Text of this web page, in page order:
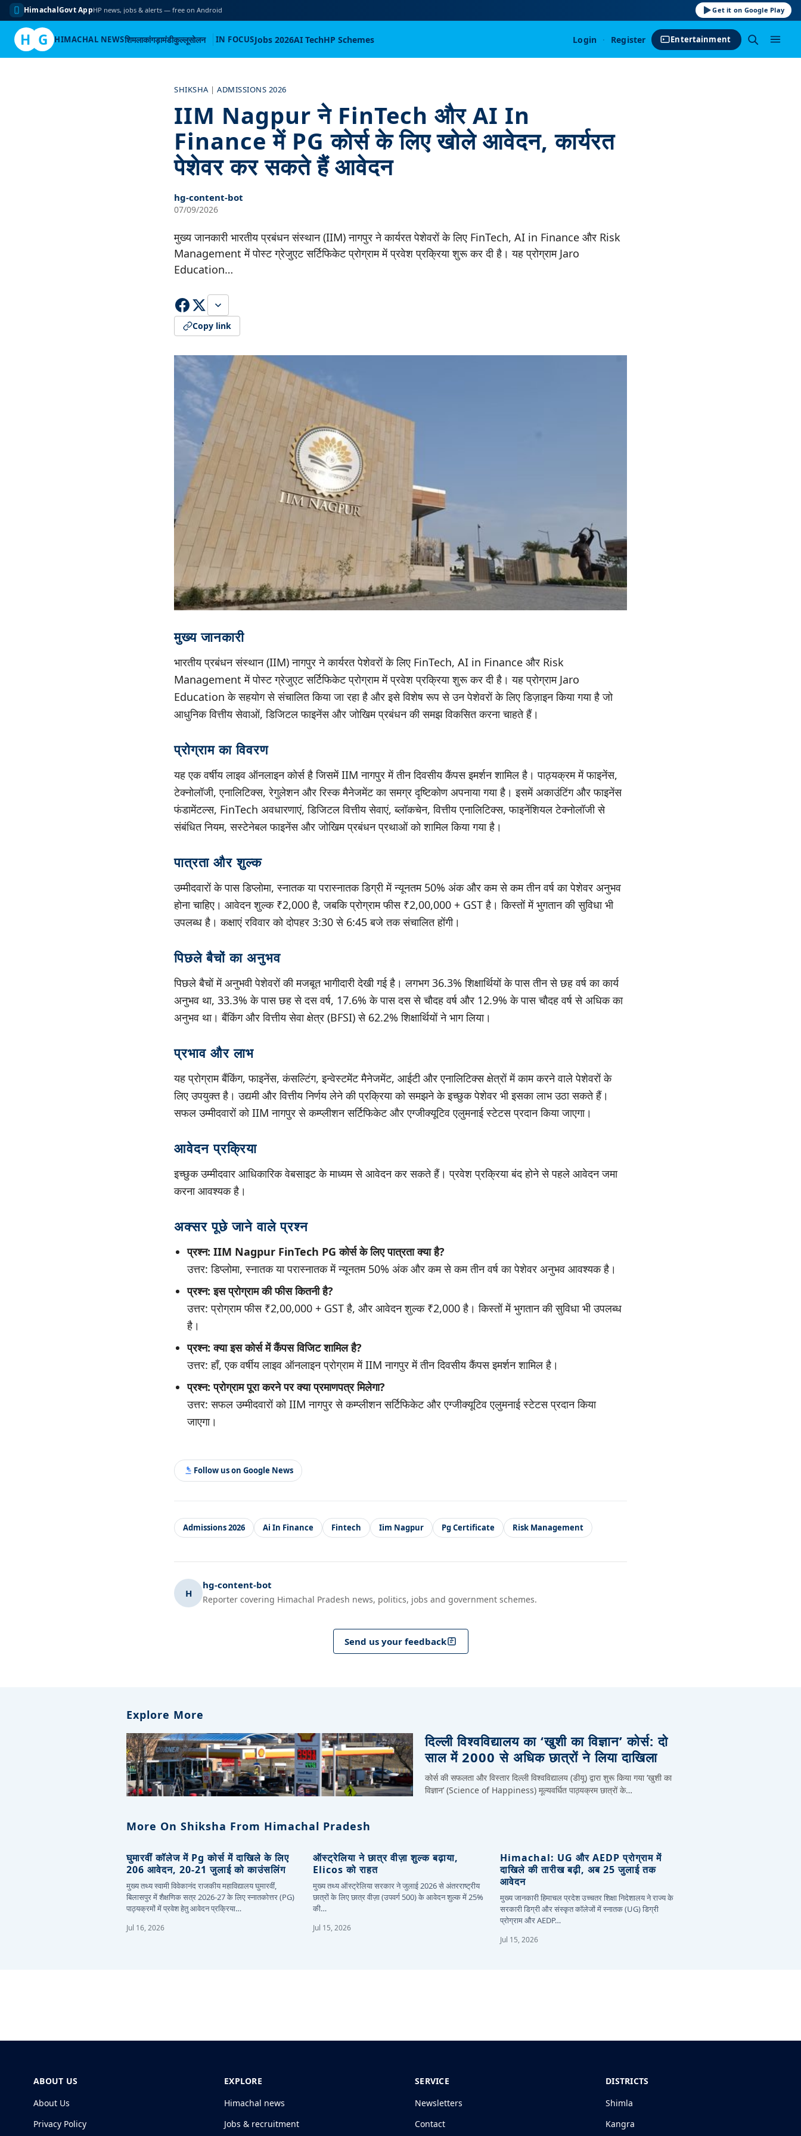
HimachalGovt AppHP news, jobs & alerts — free on Android Get it on Google Play
H G HIMACHAL NEWSशिमलाकांगड़ामंडीकुल्लूसोलन IN FOCUSJobs 2026AI TechHP Schemes Login · Register Entertainment
SHIKSHA |ADMISSIONS 2026
IIM Nagpur ने FinTech और AI In
Finance में PG कोर्स के लिए खोले आवेदन, कार्यरत
पेशेवर कर सकते हैं आवेदन
hg-content-bot
07/09/2026
मुख्य जानकारी भारतीय प्रबंधन संस्थान (IIM) नागपुर ने कार्यरत पेशेवरों के लिए FinTech, AI in Finance और Risk
Management में पोस्ट ग्रेजुएट सर्टिफिकेट प्रोग्राम में प्रवेश प्रक्रिया शुरू कर दी है। यह प्रोग्राम Jaro
Education…
Copy link
मुख्य जानकारी
भारतीय प्रबंधन संस्थान (IIM) नागपुर ने कार्यरत पेशेवरों के लिए FinTech, AI in Finance और Risk
Management में पोस्ट ग्रेजुएट सर्टिफिकेट प्रोग्राम में प्रवेश प्रक्रिया शुरू कर दी है। यह प्रोग्राम Jaro
Education के सहयोग से संचालित किया जा रहा है और इसे विशेष रूप से उन पेशेवरों के लिए डिज़ाइन किया गया है जो
आधुनिक वित्तीय सेवाओं, डिजिटल फाइनेंस और जोखिम प्रबंधन की समझ विकसित करना चाहते हैं।
प्रोग्राम का विवरण
यह एक वर्षीय लाइव ऑनलाइन कोर्स है जिसमें IIM नागपुर में तीन दिवसीय कैंपस इमर्शन शामिल है। पाठ्यक्रम में फाइनेंस,
टेक्नोलॉजी, एनालिटिक्स, रेगुलेशन और रिस्क मैनेजमेंट का समग्र दृष्टिकोण अपनाया गया है। इसमें अकाउंटिंग और फाइनेंस
फंडामेंटल्स, FinTech अवधारणाएं, डिजिटल वित्तीय सेवाएं, ब्लॉकचेन, वित्तीय एनालिटिक्स, फाइनेंशियल टेक्नोलॉजी से
संबंधित नियम, सस्टेनेबल फाइनेंस और जोखिम प्रबंधन प्रथाओं को शामिल किया गया है।
पात्रता और शुल्क
उम्मीदवारों के पास डिप्लोमा, स्नातक या परास्नातक डिग्री में न्यूनतम 50% अंक और कम से कम तीन वर्ष का पेशेवर अनुभव
होना चाहिए। आवेदन शुल्क ₹2,000 है, जबकि प्रोग्राम फीस ₹2,00,000 + GST है। किस्तों में भुगतान की सुविधा भी
उपलब्ध है। कक्षाएं रविवार को दोपहर 3:30 से 6:45 बजे तक संचालित होंगी।
पिछले बैचों का अनुभव
पिछले बैचों में अनुभवी पेशेवरों की मजबूत भागीदारी देखी गई है। लगभग 36.3% शिक्षार्थियों के पास तीन से छह वर्ष का कार्य
अनुभव था, 33.3% के पास छह से दस वर्ष, 17.6% के पास दस से चौदह वर्ष और 12.9% के पास चौदह वर्ष से अधिक का
अनुभव था। बैंकिंग और वित्तीय सेवा क्षेत्र (BFSI) से 62.2% शिक्षार्थियों ने भाग लिया।
प्रभाव और लाभ
यह प्रोग्राम बैंकिंग, फाइनेंस, कंसल्टिंग, इन्वेस्टमेंट मैनेजमेंट, आईटी और एनालिटिक्स क्षेत्रों में काम करने वाले पेशेवरों के
लिए उपयुक्त है। उद्यमी और वित्तीय निर्णय लेने की प्रक्रिया को समझने के इच्छुक पेशेवर भी इसका लाभ उठा सकते हैं।
सफल उम्मीदवारों को IIM नागपुर से कम्प्लीशन सर्टिफिकेट और एग्जीक्यूटिव एलुमनाई स्टेटस प्रदान किया जाएगा।
आवेदन प्रक्रिया
इच्छुक उम्मीदवार आधिकारिक वेबसाइट के माध्यम से आवेदन कर सकते हैं। प्रवेश प्रक्रिया बंद होने से पहले आवेदन जमा
करना आवश्यक है।
अक्सर पूछे जाने वाले प्रश्न
प्रश्न: IIM Nagpur FinTech PG कोर्स के लिए पात्रता क्या है?
उत्तर: डिप्लोमा, स्नातक या परास्नातक में न्यूनतम 50% अंक और कम से कम तीन वर्ष का पेशेवर अनुभव आवश्यक है।
प्रश्न: इस प्रोग्राम की फीस कितनी है?
उत्तर: प्रोग्राम फीस ₹2,00,000 + GST है, और आवेदन शुल्क ₹2,000 है। किस्तों में भुगतान की सुविधा भी उपलब्ध
है।
प्रश्न: क्या इस कोर्स में कैंपस विजिट शामिल है?
उत्तर: हाँ, एक वर्षीय लाइव ऑनलाइन प्रोग्राम में IIM नागपुर में तीन दिवसीय कैंपस इमर्शन शामिल है।
प्रश्न: प्रोग्राम पूरा करने पर क्या प्रमाणपत्र मिलेगा?
उत्तर: सफल उम्मीदवारों को IIM नागपुर से कम्प्लीशन सर्टिफिकेट और एग्जीक्यूटिव एलुमनाई स्टेटस प्रदान किया
जाएगा।
Follow us on Google News
Admissions 2026 Ai In Finance Fintech Iim Nagpur Pg Certificate Risk Management
H
hg-content-bot
Reporter covering Himachal Pradesh news, politics, jobs and government schemes.
Send us your feedback
Explore More
दिल्ली विश्वविद्यालय का ‘खुशी का विज्ञान’ कोर्स: दो
साल में 2000 से अधिक छात्रों ने लिया दाखिला
कोर्स की सफलता और विस्तार दिल्ली विश्वविद्यालय (डीयू) द्वारा शुरू किया गया ‘खुशी का
विज्ञान’ (Science of Happiness) मूल्यवर्धित पाठ्यक्रम छात्रों के…
More On Shiksha From Himachal Pradesh
घुमारवीं कॉलेज में Pg कोर्स में दाखिले के लिए
206 आवेदन, 20-21 जुलाई को काउंसलिंग
मुख्य तथ्य स्वामी विवेकानंद राजकीय महाविद्यालय घुमारवीं,
बिलासपुर में शैक्षणिक सत्र 2026-27 के लिए स्नातकोत्तर (PG)
पाठ्यक्रमों में प्रवेश हेतु आवेदन प्रक्रिया…
Jul 16, 2026
ऑस्ट्रेलिया ने छात्र वीज़ा शुल्क बढ़ाया,
Elicos को राहत
मुख्य तथ्य ऑस्ट्रेलिया सरकार ने जुलाई 2026 से अंतरराष्ट्रीय
छात्रों के लिए छात्र वीज़ा (उपवर्ग 500) के आवेदन शुल्क में 25%
की…
Jul 15, 2026
Himachal: UG और AEDP प्रोग्राम में
दाखिले की तारीख बढ़ी, अब 25 जुलाई तक
आवेदन
मुख्य जानकारी हिमाचल प्रदेश उच्चतर शिक्षा निदेशालय ने राज्य के
सरकारी डिग्री और संस्कृत कॉलेजों में स्नातक (UG) डिग्री
प्रोग्राम और AEDP…
Jul 15, 2026
ABOUT US
About Us
Privacy Policy
EXPLORE
Himachal news
Jobs & recruitment
SERVICE
Newsletters
Contact
DISTRICTS
Shimla
Kangra